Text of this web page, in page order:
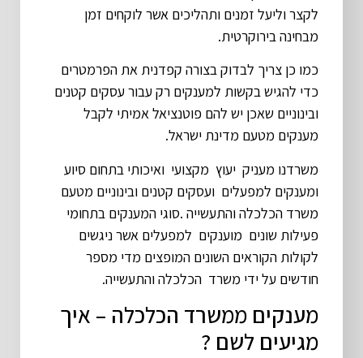
לקצר וליעל זמנים ותהליכים אשר לוקחים זמן
מבחינה בירוקרטית.
כמו כן צריך לבדוק בצורה קפדנית את הפרמטרים
כדי להגיש בקשות למענקים רק עבור עסקים קטנים
ובינוניים שאכן יש להם פוטנציאל אמיתי לקבל
מענקים מטעם מדינת ישראל.
משרדנו מעניק יעוץ מקצועי ואיכותי בתחום סיוע
ומענקים למפעלים ועסקים קטנים ובינוניים מטעם
משרד הכלכלה והתעשייה .סוגי המענקים בתחומי
פעילות שונים מוענקים למפעלים אשר ניגשים
לקולות הקוראים השונים המופצים מדי מספר
חודשים על ידי משרד הכלכלה והתעשייה.
מענקים ממשרד הכלכלה – איך
מגיעים לשם ?